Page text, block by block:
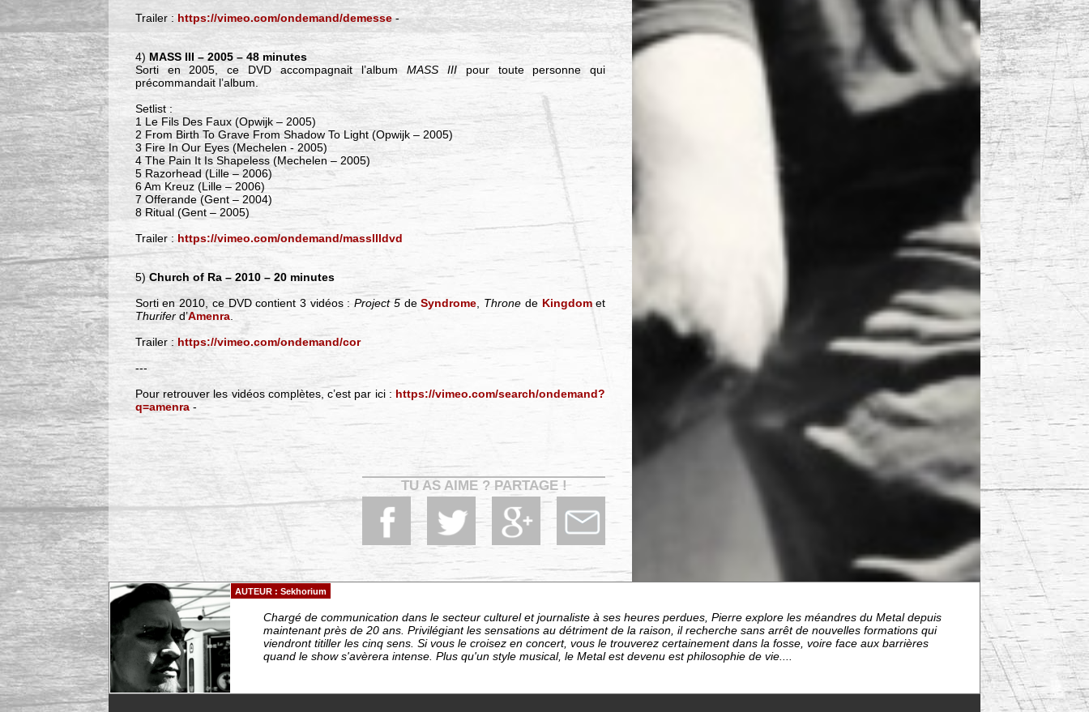
Trailer : https://vimeo.com/ondemand/demesse-
4) MASS III – 2005 – 48 minutes
Sorti en 2005, ce DVD accompagnait l’album MASS IIIpour toute personne qui
précommandait l’album.
Setlist :
1 Le Fils Des Faux (Opwijk – 2005)
2 From Birth To Grave From Shadow To Light (Opwijk – 2005)
3 Fire In Our Eyes (Mechelen - 2005)
4 The Pain It Is Shapeless (Mechelen – 2005)
5 Razorhead (Lille – 2006)
6 Am Kreuz (Lille – 2006)
7 Offerande (Gent – 2004)
8 Ritual (Gent – 2005)
Trailer : https://vimeo.com/ondemand/massllldvd
5)Church of Ra – 2010 – 20 minutes
Sorti en 2010, ce DVD contient 3 vidéos :Project 5 deSyndrome, Throne de Kingdomet
Thuriferd’Amenra.
Trailer : https://vimeo.com/ondemand/cor
---
Pour retrouver les vidéos complètes, c’est par ici : https://vimeo.com/search/ondemand?
q=amenra-
TU AS AIME ? PARTAGE !
AUTEUR : Sekhorium
Chargé de communication dans le secteur culturel et journaliste à ses heures perdues, Pierre explore les méandres du Metal depuis
maintenant près de 20 ans. Privilégiant les sensations au détriment de la raison, il recherche sans arrêt de nouvelles formations qui
viendront titiller les cinq sens. Si vous le croisez en concert, vous le trouverez certainement dans la fosse, voire face aux barrières
quand le show s'avèrera intense. Plus qu'un style musical, le Metal est devenu est philosophie de vie....